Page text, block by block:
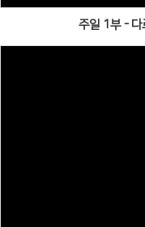
주일 1부 -